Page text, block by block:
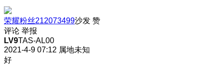
荣耀粉丝212073499沙发 赞
评论 举报
LV9TAS-AL00
2021-4-9 07:12 属地未知
好